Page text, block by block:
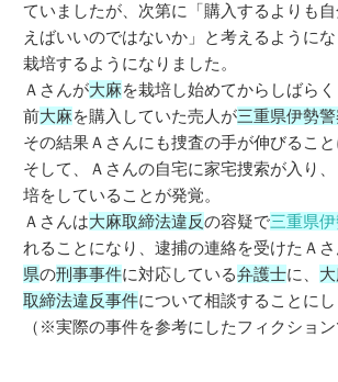
ていましたが、次第に「購入するよりも
えばいいのではないか」と考えるように
栽培するようになりました。
Ａさんが大麻を栽培し始めてからしばら
前大麻を購入していた売人が三重県伊勢
その結果Ａさんにも捜査の手が伸びること
そして、Ａさんの自宅に家宅捜索が入り
培をしていることが発覚。
Ａさんは大麻取締法違反の容疑で三重県
れることになり、逮捕の連絡を受けたＡさ
県の刑事事件に対応している弁護士に、
取締法違反事件について相談することにし
（※実際の事件を参考にしたフィクション